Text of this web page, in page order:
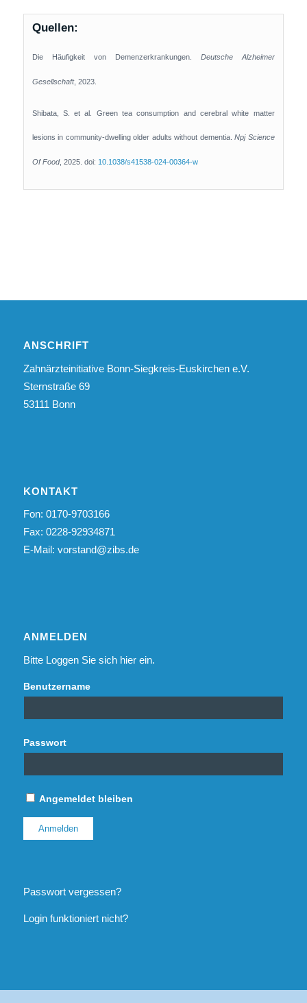
Quellen:
Die Häufigkeit von Demenzerkrankungen. Deutsche Alzheimer
Gesellschaft, 2023.
Shibata, S. et al. Green tea consumption and cerebral white matter
lesions in community-dwelling older adults without dementia.Npj Science
Of Food, 2025. doi: 10.1038/s41538-024-00364-w
ANSCHRIFT
Zahnärzteinitiative Bonn-Siegkreis-Euskirchen e.V.
Sternstraße 69
53111 Bonn
KONTAKT
Fon: 0170-9703166
Fax: 0228-92934871
E-Mail: vorstand@zibs.de
ANMELDEN
Bitte Loggen Sie sich hier ein.
Benutzername
Passwort
Angemeldet bleiben
Passwort vergessen?
Login funktioniert nicht?